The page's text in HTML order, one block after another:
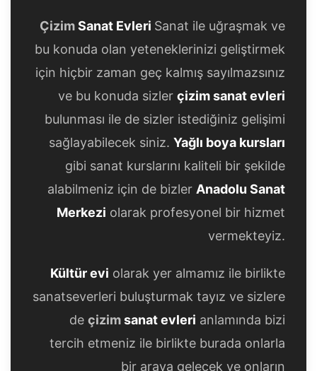
ÇizimSanat Evleri Sanat ile uğraşmak ve
bu konuda olan yeteneklerinizi geliştirmek
için hiçbir zaman geç kalmış sayılmazsınız
ve bu konuda sizler çizim sanat evleri
bulunması ile de sizler istediğiniz gelişimi
sağlayabilecek siniz. Yağlı boya kursları
gibi sanat kurslarını kaliteli bir şekilde
alabilmeniz için de bizler Anadolu Sanat
Merkezi olarak profesyonel bir hizmet
vermekteyiz.
Kültür evi olarak yer almamız ile birlikte
sanatseverleri buluşturmak tayız ve sizlere
de çizimsanat evleri anlamında bizi
tercih etmeniz ile birlikte burada onlarla
bir araya gelecek ve onların